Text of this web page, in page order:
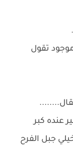
تقول
عنده كبر
جبل الفرح